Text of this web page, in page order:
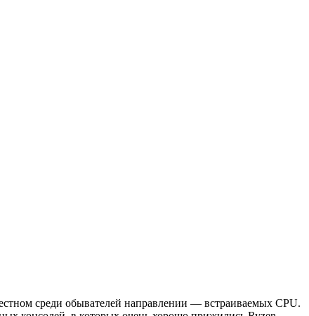
среди обывателей направлении — встраиваемых CPU.